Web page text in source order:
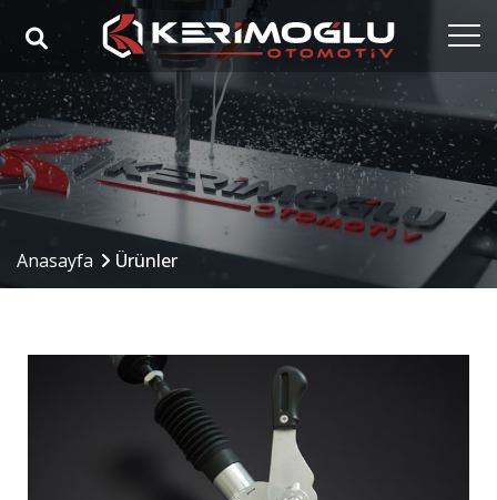
Anasayfa
Kurumsal
Yetkinlikler
Sektörler
Anasayfa Ürünler